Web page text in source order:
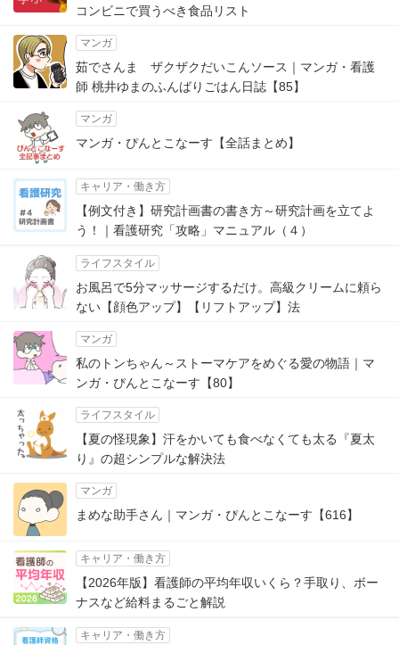
コンビニで買うべき食品リスト
マンガ
茹でさんま ザクザクだいこんソース｜マンガ・看護
師 桃井ゆまのふんばりごはん日誌【85】
マンガ
マンガ・ぴんとこなーす【全話まとめ】
キャリア・働き方
【例文付き】研究計画書の書き方～研究計画を立てよ
う！｜看護研究「攻略」マニュアル（４）
ライフスタイル
お風呂で5分マッサージするだけ。高級クリームに頼ら
ない【顔色アップ】【リフトアップ】法
マンガ
私のトンちゃん～ストーマケアをめぐる愛の物語｜マ
ンガ・ぴんとこなーす【80】
ライフスタイル
【夏の怪現象】汗をかいても食べなくても太る『夏太
り』の超シンプルな解決法
マンガ
まめな助手さん｜マンガ・ぴんとこなーす【616】
キャリア・働き方
【2026年版】看護師の平均年収いくら？手取り、ボー
ナスなど給料まるごと解説
キャリア・働き方